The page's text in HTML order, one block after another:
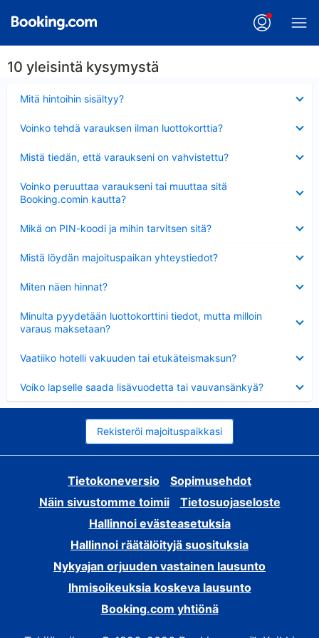
10 yleisintä kysymystä
Mitä hintoihin sisältyy?
Voinko tehdä varauksen ilman luottokorttia?
Mistä tiedän, että varaukseni on vahvistettu?
Voinko peruuttaa varaukseni tai muuttaa sitä
Booking.comin kautta?
Mikä on PIN-koodi ja mihin tarvitsen sitä?
Mistä löydän majoituspaikan yhteystiedot?
Miten näen hinnat?
Minulta pyydetään luottokorttini tiedot, mutta milloin
varaus maksetaan?
Vaatiiko hotelli vakuuden tai etukäteismaksun?
Voiko lapselle saada lisävuodetta tai vauvansänkyä?
Rekisteröi majoituspaikkasi
Tietokoneversio
Sopimusehdot
Näin sivustomme toimii
Tietosuojaseloste
Hallinnoi evästeasetuksia
Hallinnoi räätälöityjä suosituksia
Nykyajan orjuuden vastainen lausunto
Ihmisoikeuksia koskeva lausunto
Booking.com yhtiönä